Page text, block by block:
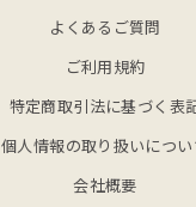
よくあるご質問
ご利用規約
特定商取引法に基づく表
個人情報の取り扱いについ
会社概要